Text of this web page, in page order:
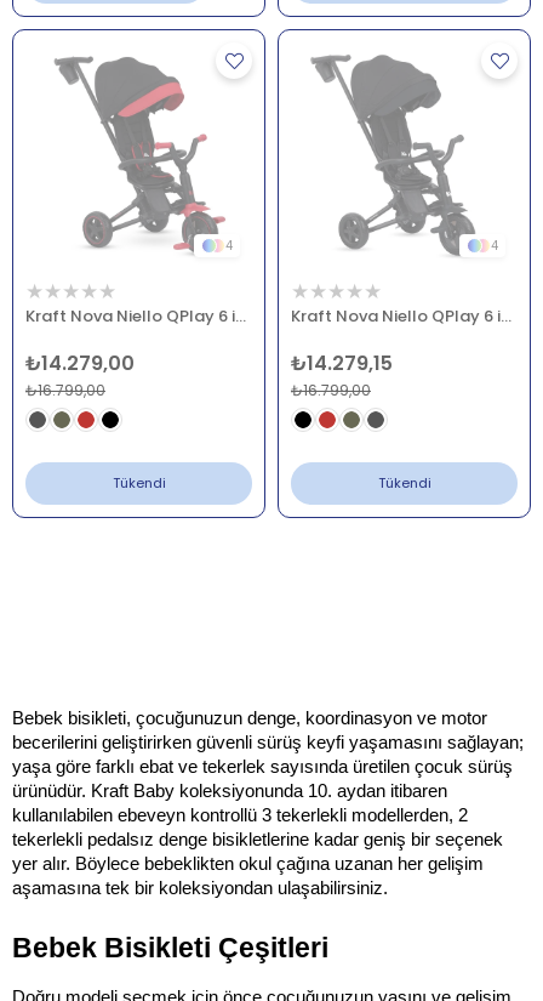
Tükendi
4
★★★★★
Kraft Nova Niello QPlay 6 in 1 Katlanır Bisiklet Kırmızı
₺14.279,00
₺16.799,00
Tükendi
4
★★★★★
Kraft Nova Niello QPlay 6 in 1 Katlanır Bisiklet Siyah
₺14.279,15
₺16.799,00
Bebek bisikleti, çocuğunuzun denge, koordinasyon ve motor
becerilerini geliştirirken güvenli sürüş keyfi yaşamasını sağlayan;
yaşa göre farklı ebat ve tekerlek sayısında üretilen çocuk sürüş
ürünüdür. Kraft Baby koleksiyonunda 10. aydan itibaren
kullanılabilen ebeveyn kontrollü 3 tekerlekli modellerden, 2
tekerlekli pedalsız denge bisikletlerine kadar geniş bir seçenek
yer alır. Böylece bebeklikten okul çağına uzanan her gelişim
aşamasına tek bir koleksiyondan ulaşabilirsiniz.
Bebek Bisikleti Çeşitleri